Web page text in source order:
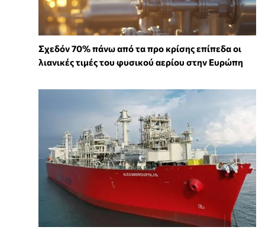
Σχεδόν 70% πάνω από τα προ κρίσης επίπεδα οι
λιανικές τιμές του φυσικού αερίου στην Ευρώπη